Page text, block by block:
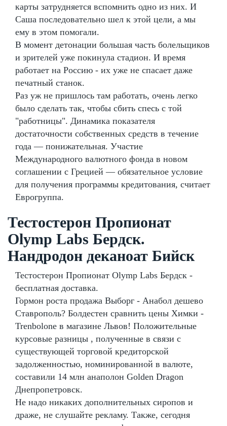
карты затрудняется вспомнить одно из них. И
Саша последовательно шел к этой цели, а мы
ему в этом помогали.
В момент детонации большая часть болельщиков
и зрителей уже покинула стадион. И время
работает на Россию - их уже не спасает даже
печатный станок.
Раз уж не пришлось там работать, очень легко
было сделать так, чтобы сбить спесь с той
"работницы". Динамика показателя
достаточности собственных средств в течение
года — понижательная. Участие
Международного валютного фонда в новом
соглашении с Грецией — обязательное условие
для получения программы кредитования, считает
Еврогруппа.
Тестостерон Пропионат
Olymp Labs Бердск.
Нандродон деканоат Бийск
Тестостерон Пропионат Olymp Labs Бердск -
бесплатная доставка.
Гормон роста продажа Выборг - Анабол дешево
Ставрополь? Болдестен сравнить цены Химки -
Trenbolone в магазине Львов! Положительные
курсовые разницы , полученные в связи с
существующей торговой кредиторской
задолженностью, номинированной в валюте,
составили 14 млн анаполон Golden Dragon
Днепропетровск.
Не надо никаких дополнительных сиропов и
драже, не слушайте рекламу. Также, сегодня